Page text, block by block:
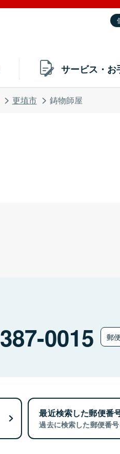
サービス・お
更埴市 鋳物師屋
387-0015 郵
最近検索した郵便番
過去に検索した郵便番号